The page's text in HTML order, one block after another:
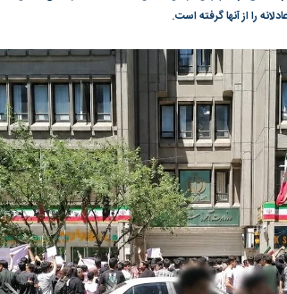
را از آنها گرفته است.
مثبت دیپلماسی به بورس
هجوم نقدینگی
هم‌وزن در قله